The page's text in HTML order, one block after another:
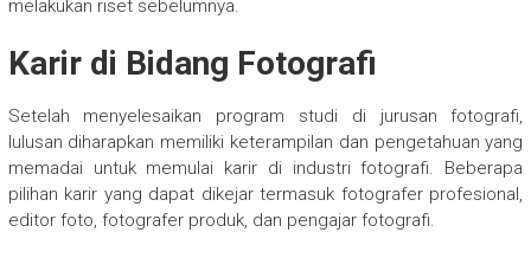
melakukan riset sebelumnya.
Karir di Bidang Fotografi
Setelah menyelesaikan program studi di jurusan fotografi,
lulusan diharapkan memiliki keterampilan dan pengetahuan yang
memadai untuk memulai karir di industri fotografi. Beberapa
pilihan karir yang dapat dikejar termasuk fotografer profesional,
editor foto, fotografer produk, dan pengajar fotografi.